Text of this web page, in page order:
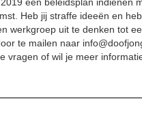
Heb jij straffe ideeën en
werkgroep uit te denken tot
te mailen naar
vragen of wil je meer